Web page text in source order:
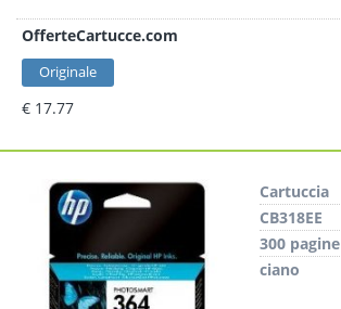
OfferteCartucce.com
Originale
€ 17.77
Cartuccia
CB318EE
300 pagine
ciano